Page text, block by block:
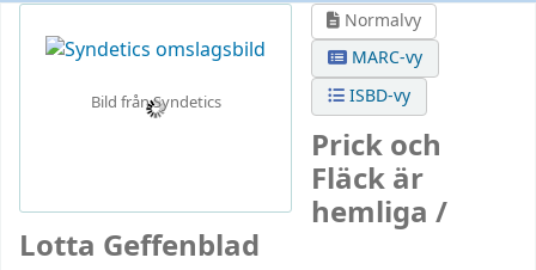
Bild från Syndetics
Normalvy
MARC-vy
ISBD-vy
Prick och
Fläck är
hemliga /
Lotta Geffenblad